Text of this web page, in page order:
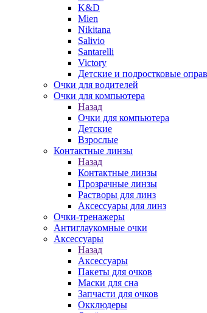
K&D
Mien
Nikitana
Salivio
Santarelli
Victory
Детские и подростковые
Очки для водителей
Очки для компьютера
Назад
Очки для компьютера
Детские
Взрослые
Контактные линзы
Назад
Контактные линзы
Прозрачные линзы
Растворы для линз
Аксессуары для линз
Очки-тренажеры
Антиглаукомные очки
Аксессуары
Назад
Аксессуары
Пакеты для очков
Маски для сна
Запчасти для очков
Окклюдеры